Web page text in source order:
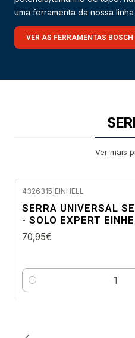
uma ferramenta da nossa linha
VER AS FERRAMENTAS BOSCH
Ver mais
4326315 EINHELL
SERRA UNIVERSAL
- SOLO EXPERT
70,95€
Quantidade